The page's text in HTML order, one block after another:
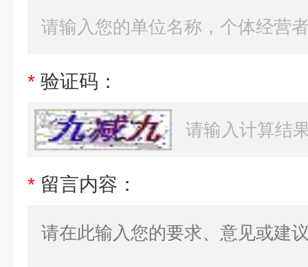
* 验证码：
* 留言内容：